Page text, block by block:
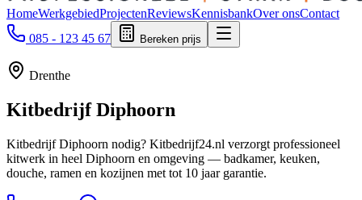
HomeWerkgebiedProjectenReviewsKennisbankOver onsContact
085 - 123 45 67
Bereken prijs
Drenthe
KitbedrijfDiphoorn
Kitbedrijf Diphoorn nodig? Kitbedrijf24.nl verzorgt professioneel
kitwerk in heel Diphoorn en omgeving — badkamer, keuken,
douche, ramen en kozijnen met tot 10 jaar garantie.